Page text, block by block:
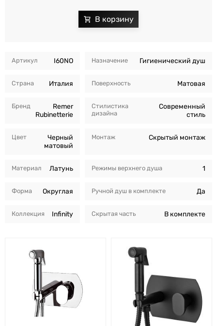
Артикул I60NO
Страна Италия
Бренд
Remer
Rubinetterie
Цвет
Черный
матовый
Материал Латунь
Форма Округлая
Коллекция Infinity
Назначение Гигиенический душ
Поверхность Матовая
Стилистика
дизайна
Современный
стиль
Монтаж Скрытый монтаж
Режимы верхнего душа 1
Ручной душ в комплекте Да
Скрытая часть В комплекте